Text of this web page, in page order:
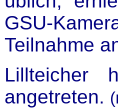
GSU-
Teilnahme
Lillteicher
angetreten.